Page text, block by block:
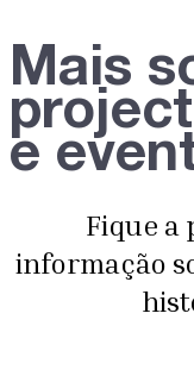
Mais
e
Fique a
informação